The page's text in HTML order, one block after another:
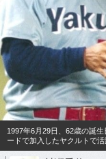
1997年6月29日、62歳の誕
ードで加入したヤクルトで